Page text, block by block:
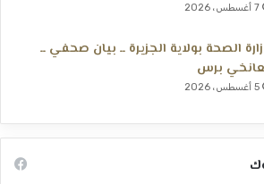
7 أغسطس، 2026
الصحة بولاية الجزيرة ــ بيان صحفي ــ
برس
5 أغسطس، 2026